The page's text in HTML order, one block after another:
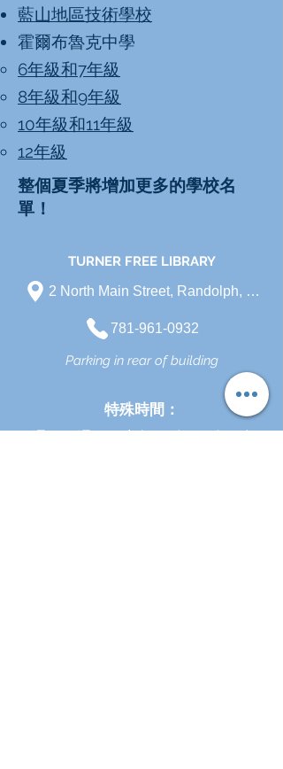
藍山地區技術學校
霍爾布魯克中學
6年級和7年級
8年級和9年級
10年級和11年級
12年級
整個夏季將增加更多的學校名
單！
TURNER FREE LIBRARY
2 North Main Street, Randolph, MA
781-961-0932
Parking in rear of building
特殊時間：